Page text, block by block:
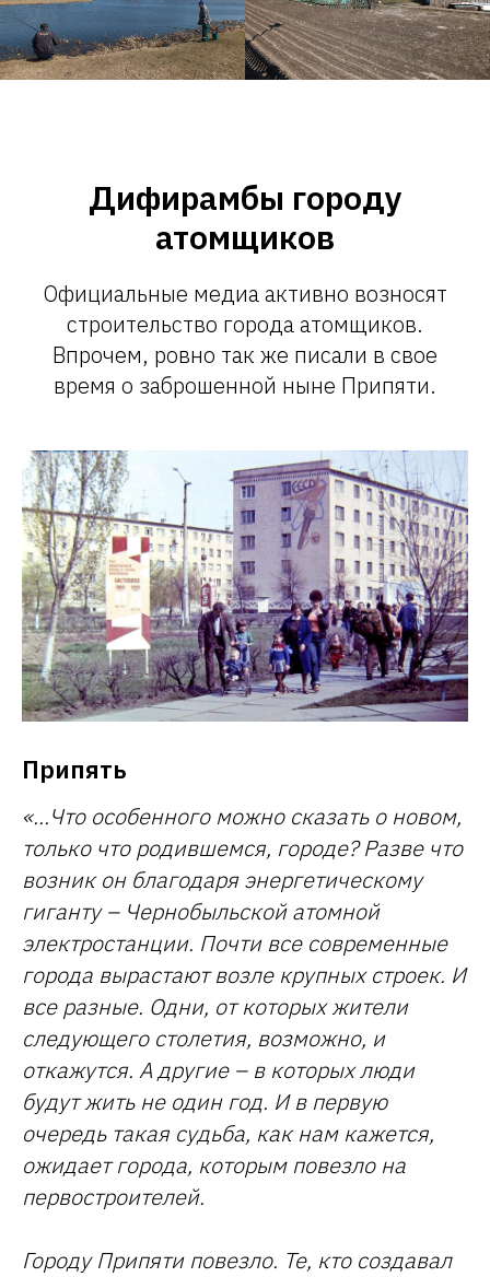
Дифирамбы городу
атомщиков
Официальные медиа активно возносят
строительство города атомщиков.
Впрочем, ровно так же писали в свое
время о заброшенной ныне Припяти.
Припять
«...Что особенного можно сказать о новом,
только что родившемся, городе? Разве что
возник он благодаря энергетическому
гиганту – Чернобыльской атомной
электростанции. Почти все современные
города вырастают возле крупных строек. И
все разные. Одни, от которых жители
следующего столетия, возможно, и
откажутся. А другие – в которых люди
будут жить не один год. И в первую
очередь такая судьба, как нам кажется,
ожидает города, которым повезло на
первостроителей.
Городу Припяти повезло. Те, кто создавал